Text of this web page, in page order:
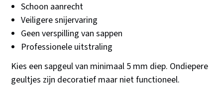
Schoon aanrecht
Veiligere snijervaring
Geen verspilling van sappen
Professionele uitstraling
Kies een sapgeul van minimaal 5 mm diep. Ondiepere
geultjes zijn decoratief maar niet functioneel.